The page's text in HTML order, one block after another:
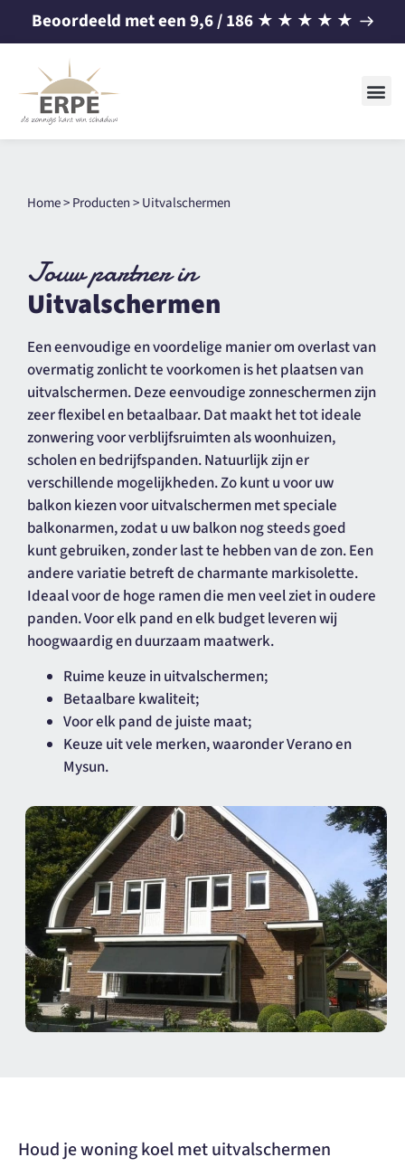
Beoordeeld met een9,6/ 186 ★ ★ ★ ★ ★
Home>Producten>Uitvalschermen
Jouw partner in
Uitvalschermen
Een eenvoudige en voordelige manier om overlast van
overmatig zonlicht te voorkomen is het plaatsen van
uitvalschermen. Deze eenvoudige zonneschermen zijn
zeer flexibel en betaalbaar. Dat maakt het tot ideale
zonwering voor verblijfsruimten als woonhuizen,
scholen en bedrijfspanden. Natuurlijk zijn er
verschillende mogelijkheden. Zo kunt u voor uw
balkon kiezen voor uitvalschermen met speciale
balkonarmen, zodat u uw balkon nog steeds goed
kunt gebruiken, zonder last te hebben van de zon. Een
andere variatie betreft de charmante markisolette.
Ideaal voor de hoge ramen die men veel ziet in oudere
panden. Voor elk pand en elk budget leveren wij
hoogwaardig en duurzaam maatwerk.
Ruime keuze in uitvalschermen;
Betaalbare kwaliteit;
Voor elk pand de juiste maat;
Keuze uit vele merken, waaronder Verano en
Mysun.
Houd je woning koel met uitvalschermen